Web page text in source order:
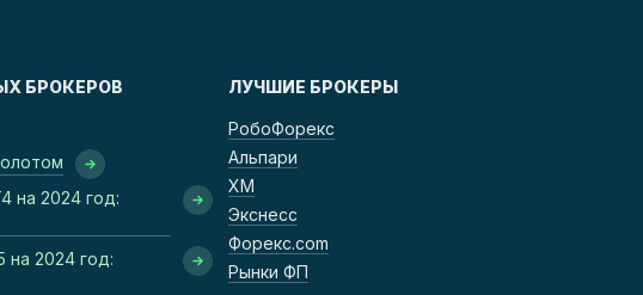
БРОКЕРОВ
на 2024 год:
на 2024 год:
ЛУЧШИЕ БРОКЕРЫ
РобоФорекс
Альпари
ХМ
Экснесс
Форекс.com
Рынки ФП